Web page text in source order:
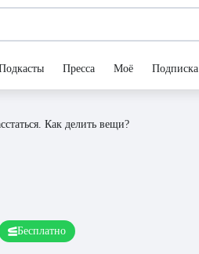
Пресса Моё Подписка
Как делить вещи?
Бесплатно